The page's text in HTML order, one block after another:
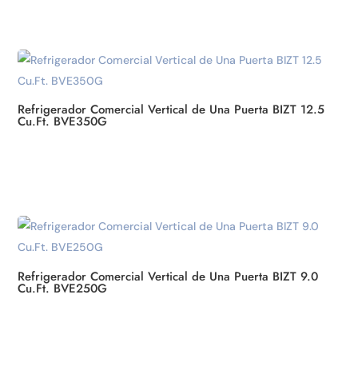
Refrigerador Comercial Vertical de Una Puerta BIZT 12.5
Cu.Ft. BVE350G
Refrigerador Comercial Vertical de Una Puerta BIZT 9.0
Cu.Ft. BVE250G